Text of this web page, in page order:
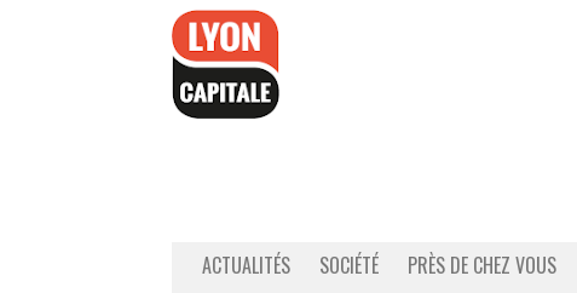
ACTUALITÉS SOCIÉTÉ PRÈS DE CHEZ VOUS